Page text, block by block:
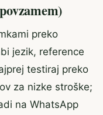
preko
jezik, reference
testiraj preko
za nizke stroške;
na WhatsApp